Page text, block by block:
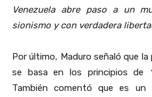
Venezuela abre paso a un
sionismo y con verdadera
Por último, Maduro señaló que
se basa en los principios de
También comentó que es un